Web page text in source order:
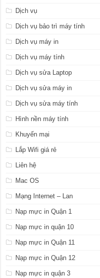
Dịch vụ
Dịch vụ bảo trì máy tính
Dịch vụ máy in
Dịch vụ máy tính
Dịch vụ sửa Laptop
Dịch vụ sửa máy in
Dịch vụ sửa máy tính
Hình nền máy tính
Khuyến mại
Lắp Wifi giá rẻ
Liên hệ
Mac OS
Mạng Internet – Lan
Nạp mực in Quận 1
Nạp mực in quận 10
Nạp mực in Quận 11
Nạp mực in Quận 12
Nạp mực in quận 3